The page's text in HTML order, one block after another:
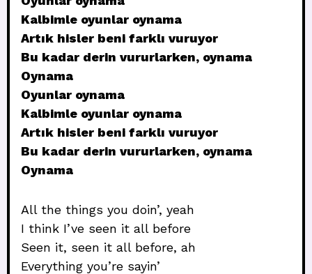
Kalbimle oyunlar oynama
Artık hisler beni farklı vuruyor
Bu kadar derin vururlarken, oynama
Oynama
Oyunlar oynama
Kalbimle oyunlar oynama
Artık hisler beni farklı vuruyor
Bu kadar derin vururlarken, oynama
Oynama
All the things you doin’, yeah
I think I’ve seen it all before
Seen it, seen it all before, ah
Everything you’re sayin’